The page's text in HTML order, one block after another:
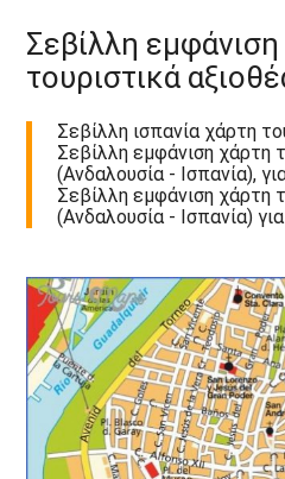
Σεβίλλη
τουριστικά
Σεβίλλη ισπανία χάρτη
Σεβίλλη εμφάνιση χάρτη
(Ανδαλουσία - Ισπανία),
Σεβίλλη εμφάνιση χάρτη
(Ανδαλουσία - Ισπανία)